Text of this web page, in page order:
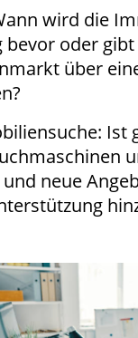
wird die
bevor oder
über
Ist
neue